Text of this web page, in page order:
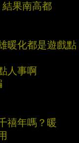
果南高都
暖化都是遊戲點
人事啊
禧年嗎？暖